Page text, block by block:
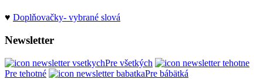
♥ Doplňovačky- vybrané slová
Newsletter
Pre všetkých
Pre tehotné
Pre bábätká